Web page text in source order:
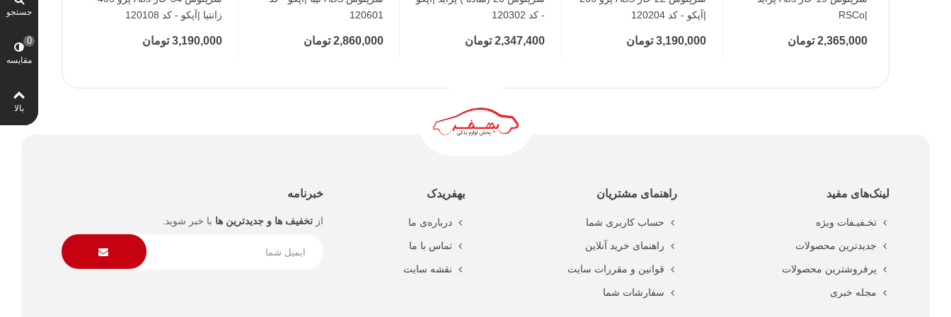
|RSCo
2,365,000 تومان
|آپکو - کد 120204
3,190,000 تومان
- کد 120302
2,347,400 تومان
120601
2,860,000 تومان
زانتیا |آپکو - کد 120108
3,190,000 تومان
آپکو - کد 120304
2,860,000 تومان
لینک‌های مفید
تخـفیـفات ویژه
جدیدترین محصولات
پرفروشترین محصولات
مجله خبری
راهنمای مشتریان
حساب کاربری شما
راهنمای خرید آنلاین
قوانین و مقررات سایت
سفارشات شما
بهفریدک
درباره‌ی ما
تماس با ما
نقشه سایت
خبرنامه
از تخفیف ها و جدیدترین ها با خبر شوید.
جستجو
مقایسه
0
بالا